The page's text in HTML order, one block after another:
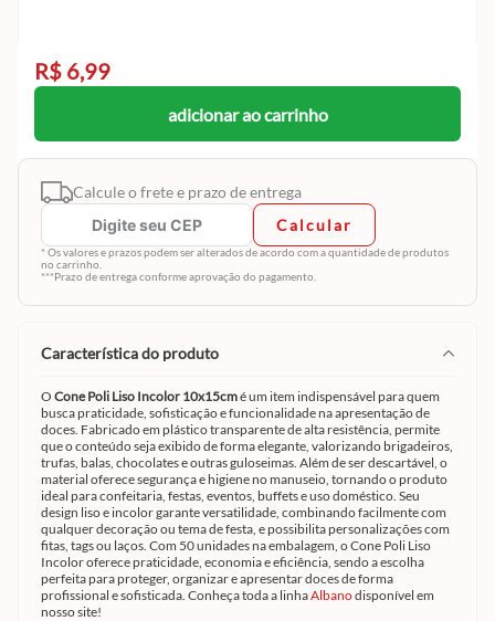
R$ 6,99
adicionar ao carrinho
Calcule o frete e prazo de entrega
Calcular
* Os valores e prazos podem ser alterados de acordo com a quantidade de produtos
no carrinho.
***Prazo de entrega conforme aprovação do pagamento.
característica do produto
O Cone Poli Liso Incolor 10x15cmé um item indispensável para quem
busca praticidade, sofisticação e funcionalidade na apresentação de
doces. Fabricado em plástico transparente de alta resistência, permite
que o conteúdo seja exibido de forma elegante, valorizando brigadeiros,
trufas, balas, chocolates e outras guloseimas. Além de ser descartável, o
material oferece segurança e higiene no manuseio, tornando o produto
ideal para confeitaria, festas, eventos, buffets e uso doméstico. Seu
design liso e incolor garante versatilidade, combinando facilmente com
qualquer decoração ou tema de festa, e possibilita personalizações com
fitas, tags ou laços. Com 50 unidades na embalagem, o Cone Poli Liso
Incolor oferece praticidade, economia e eficiência, sendo a escolha
perfeita para proteger, organizar e apresentar doces de forma
profissional e sofisticada. Conheça toda a linhaAlbanodisponível em
nosso site!